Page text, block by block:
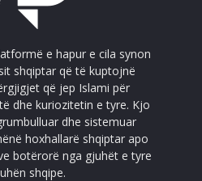
e hapur e cila synon
shqiptar që të kuptojnë
që jep Islami për
dhe kuriozitetin e tyre. Kjo
dhe sistemuar
hoxhallarë shqiptar apo
botërorë nga gjuhët e tyre
shqipe.